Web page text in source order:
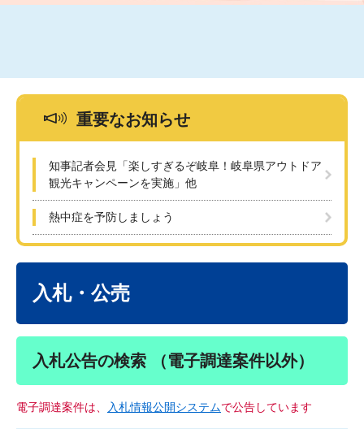
重要なお知らせ
知事記者会見「楽しすぎるぞ岐阜！岐阜県アウトドア
観光キャンペーンを実施」他
熱中症を予防しましょう
入札・公売
入札公告の検索 （電子調達案件以外）
電子調達案件は、 入札情報公開システムで公告しています